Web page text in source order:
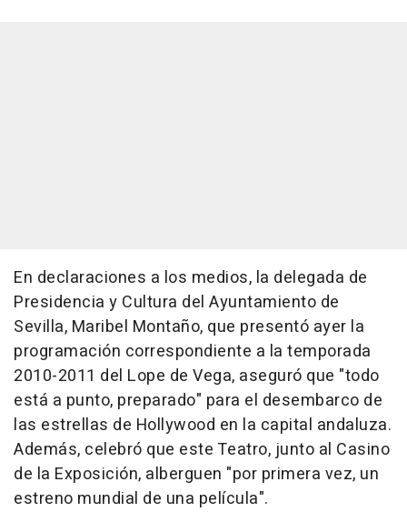
En declaraciones a los medios, la delegada de
Presidencia y Cultura del Ayuntamiento de
Sevilla, Maribel Montaño, que presentó ayer la
programación correspondiente a la temporada
2010-2011 del Lope de Vega, aseguró que "todo
está a punto, preparado" para el desembarco de
las estrellas de Hollywood en la capital andaluza.
Además, celebró que este Teatro, junto al Casino
de la Exposición, alberguen "por primera vez, un
estreno mundial de una película".